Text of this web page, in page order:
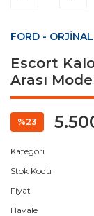
FORD - ORJİNAL
Escort
Arası
%23
Kategori
Stok Kodu
Fiyat
Havale